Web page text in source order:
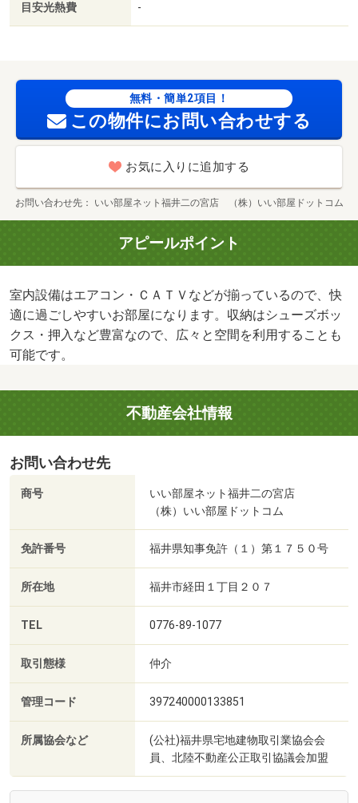
目安光熱費 -
無料・簡単2項目！
この物件にお問い合わせする
お気に入りに追加する
お問い合わせ先 いい部屋ネット福井二の宮店 （株）いい部屋ドットコム
アピールポイント
室内設備はエアコン・ＣＡＴＶなどが揃っているので、快
適に過ごしやすいお部屋になります。収納はシューズボッ
クス・押入など豊富なので、広々と空間を利用することも
可能です。
不動産会社情報
お問い合わせ先
商号
いい部屋ネット福井二の宮店
（株）いい部屋ドットコム
免許番号 福井県知事免許（１）第１７５０号
所在地 福井市経田１丁目２０７
TEL 0776-89-1077
取引態様 仲介
管理コード 397240000133851
所属協会など
(公社)福井県宅地建物取引業協会会
員、北陸不動産公正取引協議会加盟